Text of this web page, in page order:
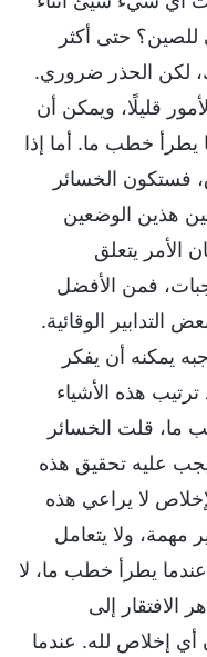
للصين؟ حتى أكثر
لكن الحذر ضروري.
قليلًا، ويمكن أن
خطب ما. أما إذا
فستكون الخسائر
هذين الوضعين
الأمر يتعلق
فمن الأفضل
التدابير الوقائية.
يمكنه أن يفكر
هذه الأشياء
ما، قلت الخسائر
عليه تحقيق هذه
لا يراعي هذه
مهمة، ولا يتعامل
يطرأ خطب ما، لا
إلى
أي إخلاص لله. عندما